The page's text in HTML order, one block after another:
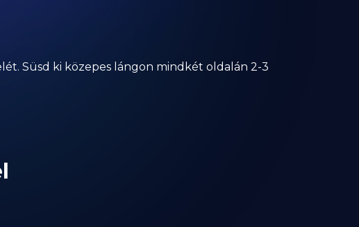
Süsd ki közepes lángon mindkét oldalán 2-3